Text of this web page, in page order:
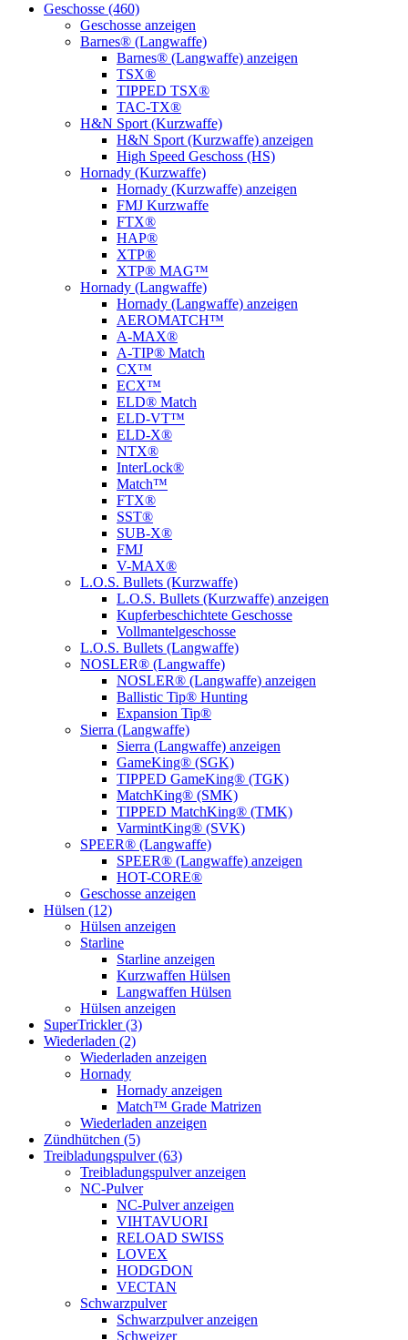
Geschosse (460)
Geschosse anzeigen
Barnes® (Langwaffe)
Barnes® (Langwaffe) anzeigen
TSX®
TIPPED TSX®
TAC-TX®
H&N Sport (Kurzwaffe)
H&N Sport (Kurzwaffe) anzeigen
High Speed Geschoss (HS)
Hornady (Kurzwaffe)
Hornady (Kurzwaffe) anzeigen
FMJ Kurzwaffe
FTX®
HAP®
XTP®
XTP® MAG™
Hornady (Langwaffe)
Hornady (Langwaffe) anzeigen
AEROMATCH™
A-MAX®
A-TIP® Match
CX™
ECX™
ELD® Match
ELD‑VT™
ELD-X®
NTX®
InterLock®
Match™
FTX®
SST®
SUB-X®
FMJ
V-MAX®
L.O.S. Bullets (Kurzwaffe)
L.O.S. Bullets (Kurzwaffe) anzeigen
Kupferbeschichtete Geschosse
Vollmantelgeschosse
L.O.S. Bullets (Langwaffe)
NOSLER® (Langwaffe)
NOSLER® (Langwaffe) anzeigen
Ballistic Tip® Hunting
Expansion Tip®
Sierra (Langwaffe)
Sierra (Langwaffe) anzeigen
GameKing® (SGK)
TIPPED GameKing® (TGK)
MatchKing® (SMK)
TIPPED MatchKing® (TMK)
VarmintKing® (SVK)
SPEER® (Langwaffe)
SPEER® (Langwaffe) anzeigen
HOT-CORE®
Geschosse anzeigen
Hülsen (12)
Hülsen anzeigen
Starline
Starline anzeigen
Kurzwaffen Hülsen
Langwaffen Hülsen
Hülsen anzeigen
SuperTrickler (3)
Wiederladen (2)
Wiederladen anzeigen
Hornady
Hornady anzeigen
Match™ Grade Matrizen
Wiederladen anzeigen
Zündhütchen (5)
Treibladungspulver (63)
Treibladungspulver anzeigen
NC-Pulver
NC-Pulver anzeigen
VIHTAVUORI
RELOAD SWISS
LOVEX
HODGDON
VECTAN
Schwarzpulver
Schwarzpulver anzeigen
Schweizer